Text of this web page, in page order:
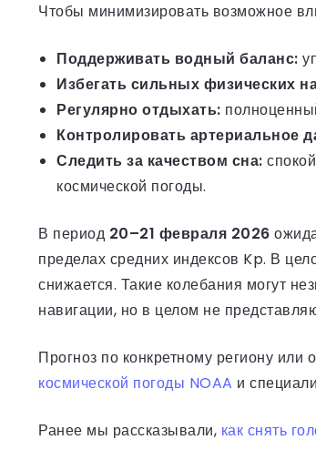
Чтобы минимизировать возможное
Поддерживать водный баланс:
Избегать сильных физических
Регулярно отдыхать:
Контролировать артериальное
Следить за качеством сна:
космической погоды.
В период 20–21 февраля 2026
пределах средних индексов Kp. В
снижается. Такие колебания могут
навигации, но в целом не
Прогноз по конкретному региону
космической погоды NOAA и
Ранее мы рассказывали, как снять